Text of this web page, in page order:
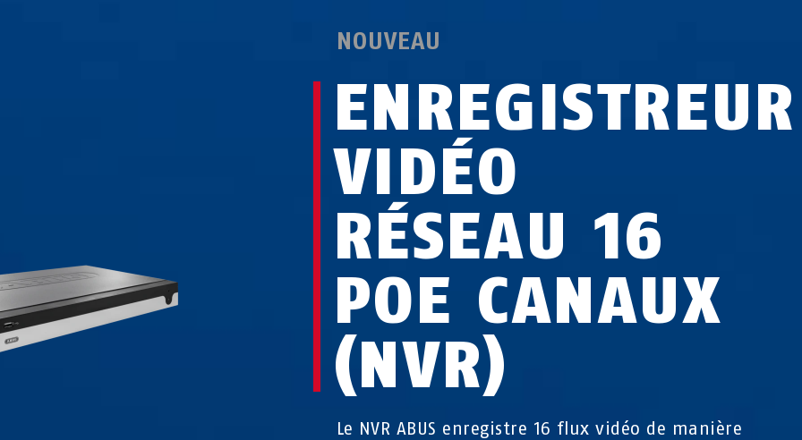
NOUVEAU
ENREGISTREUR
VIDÉO
RÉSEAU 16
POE CANAUX
(NVR)
Le NVR ABUS enregistre 16 flux vidéo de manière